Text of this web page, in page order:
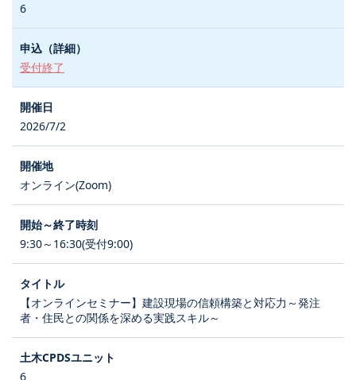
6
受付終了
2026/7/2
オンライン(Zoom)
9:30～16:30(受付9:00)
【オンラインセミナー】建設現場の信頼構築と対応力～発注
者・住民との関係を深める実践スキル～
6